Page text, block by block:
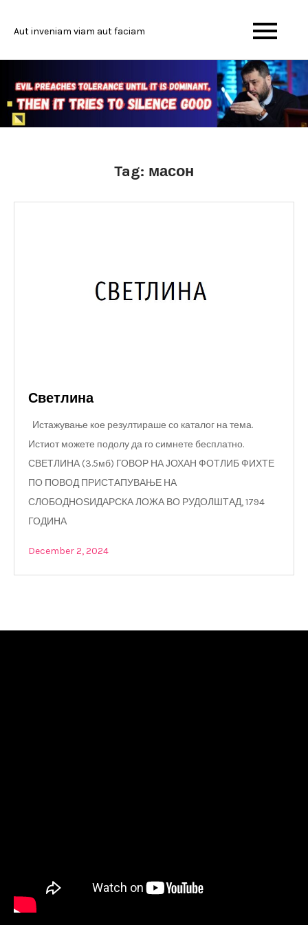
Aut inveniam viam aut faciam
Tag: масон
Светлина
Истажување кое резултираше со каталог на тема.
Истиот можете подолу да го симнете бесплатно.
СВЕТЛИНА (3.5мб) ГОВОР НА ЈОХАН ФОТЛИБ ФИХТЕ
ПО ПОВОД ПРИСТАПУВАЊЕ НА
СЛОБОДНОЅИДАРСКА ЛОЖА ВО РУДОЛШТАД, 1794
ГОДИНА
December 2, 2024